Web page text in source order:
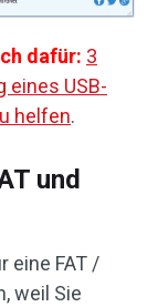
dafür: 3
eines USB-
helfen.
und
eine FAT /
weil Sie